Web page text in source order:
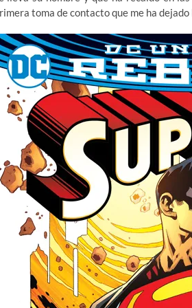
toma de contacto que me ha